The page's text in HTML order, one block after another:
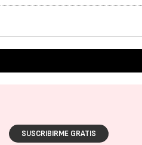
SUSCRIBIRME GRATIS